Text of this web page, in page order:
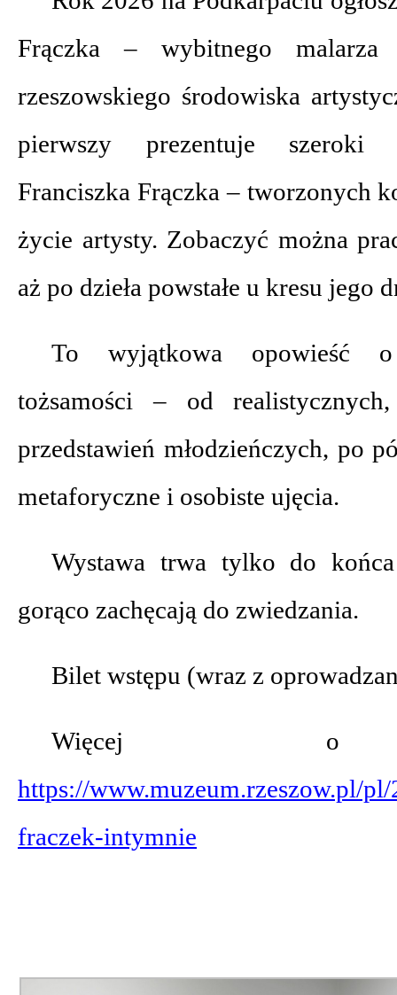
Frączka – wybitnego
rzeszowskiego środowiska
pierwszy prezentuje szeroki
Franciszka Frączka – tworzonych
życie artysty. Zobaczyć można
aż po dzieła powstałe u kresu jego
To wyjątkowa opowieść o
tożsamości – od
przedstawień młodzieńczych, po
metaforyczne i osobiste ujęcia.
Wystawa trwa tylko do
gorąco zachęcają do zwiedzania.
Bilet wstępu (wraz z
Więcej o
https://www.muzeum.rzeszow.pl/
fraczek-intymnie